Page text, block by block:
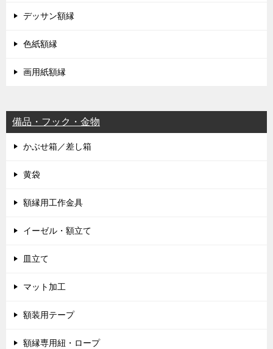
デッサン額縁
色紙額縁
画用紙額縁
備品・フック・金物
かぶせ箱／差し箱
黄袋
額縁用工作金具
イーゼル・額立て
皿立て
マット加工
額装用テープ
額縁専用紐・ロープ